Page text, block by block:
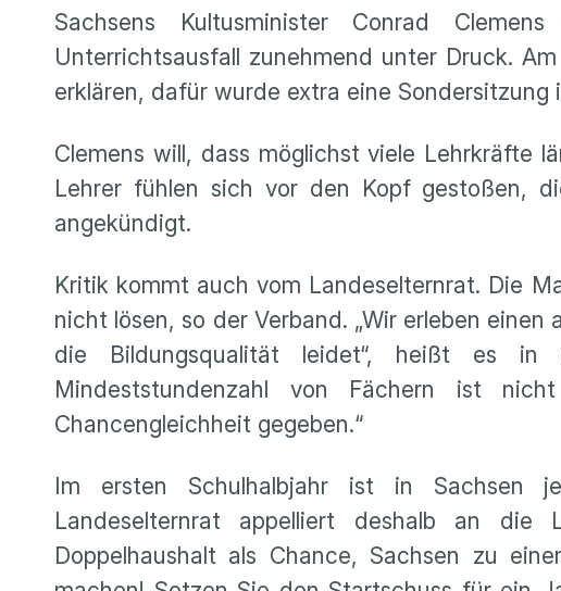
Sachsens Kultusminister Conrad
Unterrichtsausfall zunehmend unter Druck.
erklären, dafür wurde extra eine Sondersitzung
Clemens will, dass möglichst viele Lehrkräfte
Lehrer fühlen sich vor den Kopf gestoßen,
angekündigt.
Kritik kommt auch vom Landeselternrat. Die
nicht lösen, so der Verband. „Wir erleben
die Bildungsqualität leidet“, heißt es
Mindeststundenzahl von Fächern ist
Chancengleichheit gegeben.“
Im ersten Schulhalbjahr ist in Sachsen
Landeselternrat appelliert deshalb an die
Doppelhaushalt als Chance, Sachsen zu